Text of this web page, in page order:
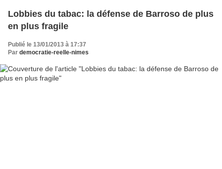
Lobbies du tabac: la défense de Barroso de plus
en plus fragile
Publié le 13/01/2013 à 17:37
Par democratie-reelle-nimes